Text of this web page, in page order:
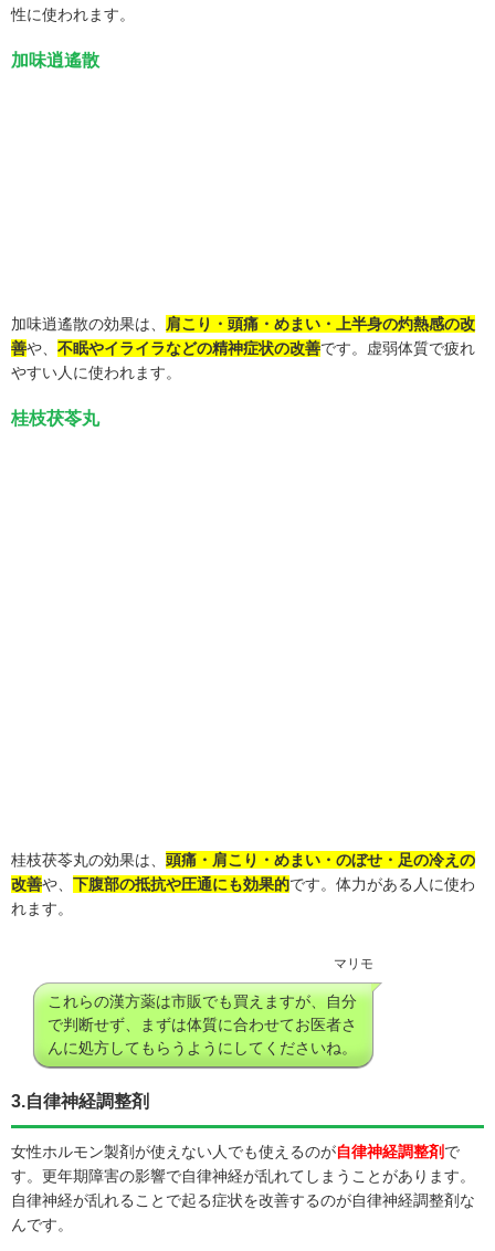
性に使われます。
加味逍遙散
加味逍遙散の効果は、
肩こり・頭痛・めまい・上半身の灼熱感の改
善や、 不眠やイライラなどの精神症状の改善です。虚弱体質で疲れ
やすい人に使われます。
桂枝茯苓丸
桂枝茯苓丸の効果は、 頭痛・肩こり・めまい・のぼせ・足の冷えの
改善や、 下腹部の抵抗や圧通にも効果的です。体力がある人に使わ
れます。
マリモ
これらの漢方薬は市販でも買えますが、自分
で判断せず、まずは体質に合わせてお医者さ
んに処方してもらうようにしてくださいね。
3.自律神経調整剤
女性ホルモン製剤が使えない人でも使えるのが自律神経調整剤で
す。更年期障害の影響で自律神経が乱れてしまうことがあります。
自律神経が乱れることで起る症状を改善するのが自律神経調整剤な
んです。